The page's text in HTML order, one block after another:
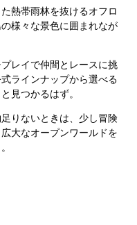
熱帯雨林を抜けるオフロ
様々な景色に囲まれなが
レイで仲間とレースに挑
ラインナップから選べる
見つかるはず。
りないときは、少し冒険
大なオープンワールドを